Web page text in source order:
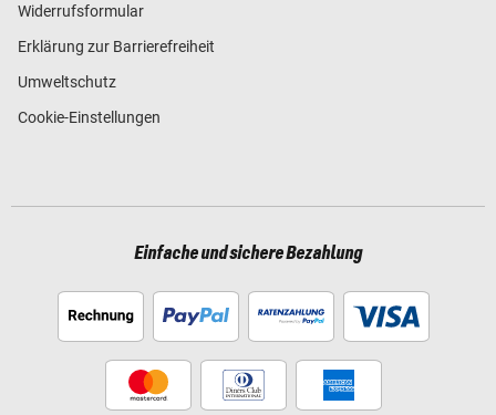
Widerrufsformular
Erklärung zur Barrierefreiheit
Umweltschutz
Cookie-Einstellungen
Einfache und sichere Bezahlung